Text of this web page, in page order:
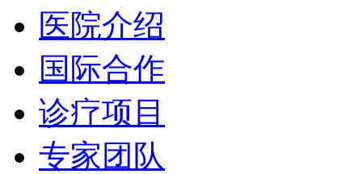
医院介绍
国际合作
诊疗项目
专家团队